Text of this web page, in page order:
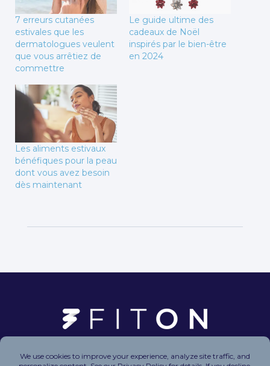
7 erreurs cutanées
estivales que les
dermatologues veulent
que vous arrêtiez de
commettre
Le guide ultime des
cadeaux de Noël
inspirés par le bien-être
en 2024
Les aliments estivaux
bénéfiques pour la peau
dont vous avez besoin
dès maintenant